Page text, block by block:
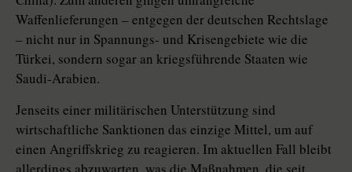
Waffenlieferungen – entgegen der deutschen Rechtslage
– nicht nur in Spannungs- und Krisengebiete wie die
Türkei, sondern sogar an kriegsführende Staaten wie
Saudi-Arabien.
Jenseits einer militärischen Unterstützung sind
wirtschaftliche Sank­tio­nen das einzige Mittel, um auf
einen Angriffskrieg zu reagieren. Im aktuellen Fall bleibt
allerdings abzuwarten, was die Maßnahmen, die seit